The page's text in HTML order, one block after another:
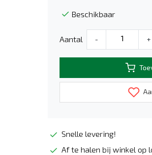
Beschikbaar
Aantal - +
Snelle levering!
Af te halen bij winkel op